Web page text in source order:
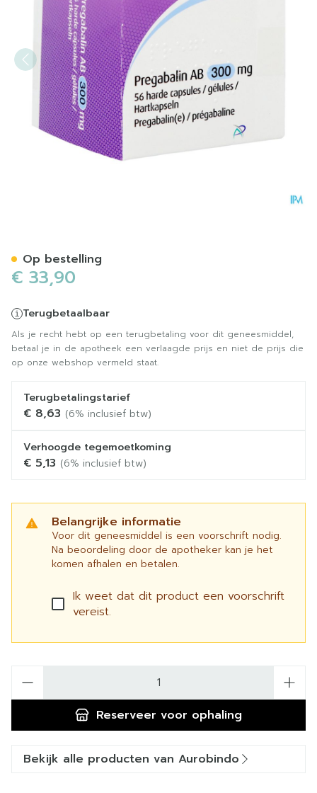
€ 33,90
Terugbetaalbaar
Als je recht hebt op een terugbetaling voor dit geneesmiddel,
betaal je in de apotheek een verlaagde prijs en niet de prijs die
op onze webshop vermeld staat.
Terugbetalingstarief
€ 8,63 (6% inclusief btw)
Verhoogde tegemoetkoming
€ 5,13 (6% inclusief btw)
Belangrijke informatie
Voor dit geneesmiddel is een voorschrift nodig.
Na beoordeling door de apotheker kan je het
komen afhalen en betalen.
Ik weet dat dit product een voorschrift
vereist.
Reserveer voor ophaling
Op bestelling
Bekijk alle producten van Aurobindo